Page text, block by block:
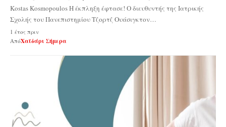
Kostas Kosmopoulos Η έκπληξη έφτασε! Ο διευθυντής της Ιατρικής
Σχολής του Πανεπιστημίου Τζορτζ Ουάσιγκτον…
1 έτος πριν
ΑπόΧαϊδάρι Σήμερα